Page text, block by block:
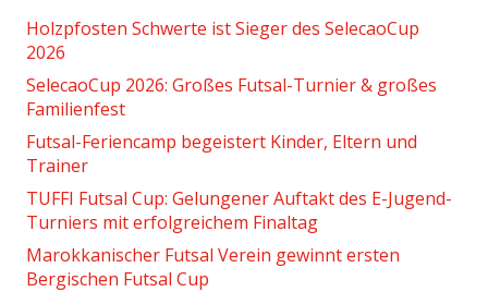
Holzpfosten Schwerte ist Sieger des SelecaoCup
2026
SelecaoCup 2026: Großes Futsal-Turnier & großes
Familienfest
Futsal-Feriencamp begeistert Kinder, Eltern und
Trainer
TUFFI Futsal Cup: Gelungener Auftakt des E-Jugend-
Turniers mit erfolgreichem Finaltag
Marokkanischer Futsal Verein gewinnt ersten
Bergischen Futsal Cup